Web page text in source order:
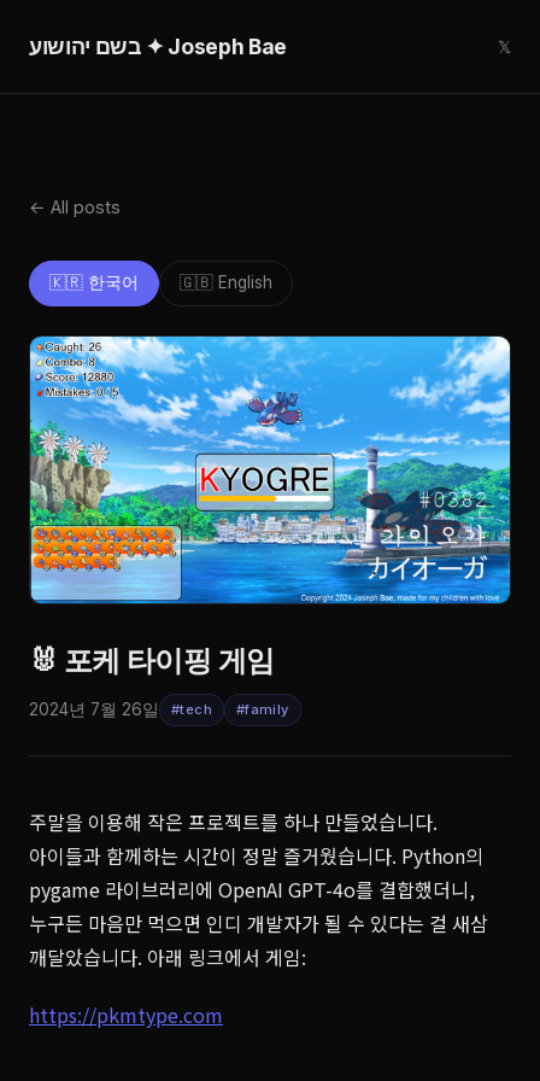
בשם יהושוע ✦ Joseph Bae 𝕏
← All posts
🇰🇷 한국어 🇬🇧 English
🐰 포케 타이핑 게임
2024년 7월 26일 #tech #family
주말을 이용해 작은 프로젝트를 하나 만들었습니다.
아이들과 함께하는 시간이 정말 즐거웠습니다. Python의
pygame 라이브러리에 OpenAI GPT-4o를 결합했더니,
누구든 마음만 먹으면 인디 개발자가 될 수 있다는 걸 새삼
깨달았습니다. 아래 링크에서 게임:
https://pkmtype.com